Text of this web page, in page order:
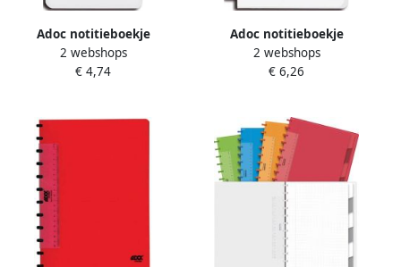
Adoc notitieboekje
Colorlines ft A7 gelijnd
geassorteerde kleuren 20
2 webshops
€ 4,74
Adoc notitieboekje
Colorlines ft A6 gelijnd
geassorteerde kleuren 10
2 webshops
€ 6,26